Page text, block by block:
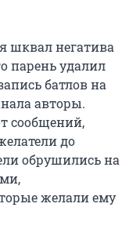
шквал негатива
парень удалил
батлов на
авторы.
сообщений,
до
обрушились на
желали ему